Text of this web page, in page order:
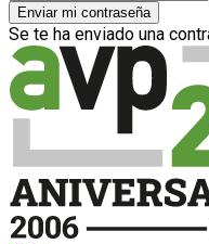
Se te ha enviado una